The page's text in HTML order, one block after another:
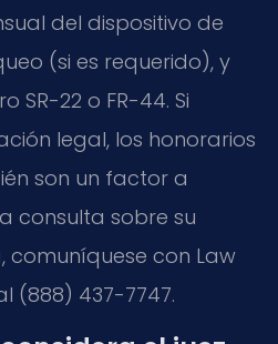
del dispositivo de
(si es requerido), y
SR-22 o FR-44. Si
legal, los honorarios
son un factor a
consulta sobre su
comuníquese con Law
(888) 437-7747.